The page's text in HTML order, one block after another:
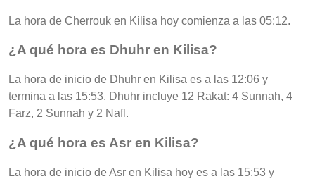
La hora de Cherrouk en Kilisa hoy comienza a las 05:12.
¿A qué hora es Dhuhr en Kilisa?
La hora de inicio de Dhuhr en Kilisa es a las 12:06 y
termina a las 15:53. Dhuhr incluye 12 Rakat: 4 Sunnah, 4
Farz, 2 Sunnah y 2 Nafl.
¿A qué hora es Asr en Kilisa?
La hora de inicio de Asr en Kilisa hoy es a las 15:53 y